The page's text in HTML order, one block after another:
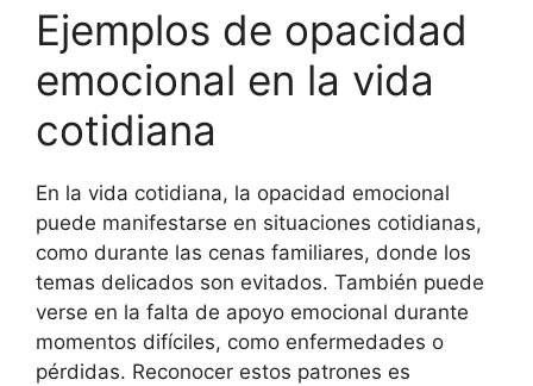
Ejemplos de opacidad
emocional en la vida
cotidiana
En la vida cotidiana, la opacidad emocional
puede manifestarse en situaciones cotidianas,
como durante las cenas familiares, donde los
temas delicados son evitados. También puede
verse en la falta de apoyo emocional durante
momentos difíciles, como enfermedades o
pérdidas. Reconocer estos patrones es